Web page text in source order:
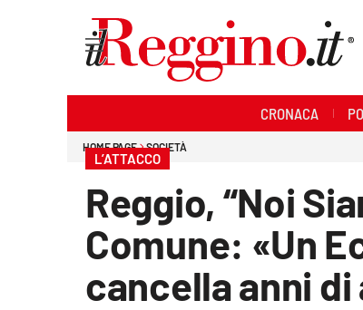
CRONACA
HOME PAGE SOCIETÀ
L’ATTACCO
Reggio, “Noi
Comune: «Un
cancella anni